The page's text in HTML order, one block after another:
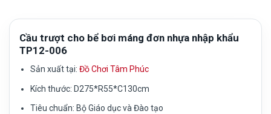
Cầu trượt cho bể bơi máng đơn nhựa nhập khẩu
TP12-006
Sản xuất tại: Đồ Chơi Tâm Phúc
Kích thước: D275*R55*C130cm
Tiêu chuẩn: Bộ Giáo dục và Đào tạo